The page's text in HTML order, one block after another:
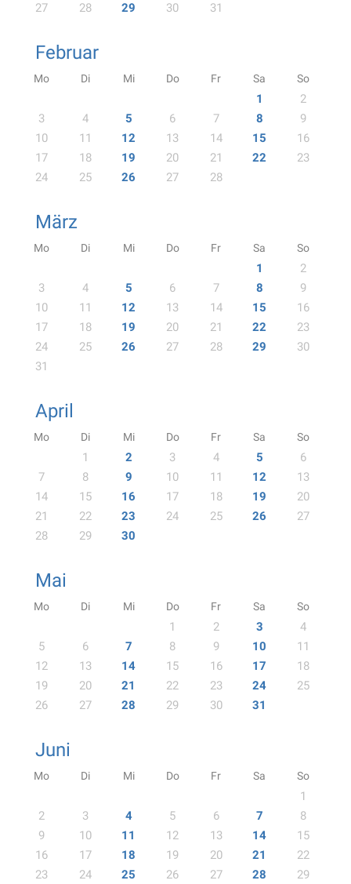
27
28 29 30 31
Februar
Mo Di Mi Do Fr Sa So
1
2
3
4 5 6 7 8
9
10
11 12 13 14 15
16
17
18 19 20 21 22
23
24
25 26 27 28
März
Mo Di Mi Do Fr Sa So
1
2
3
4 5 6 7 8
9
10
11 12 13 14 15
16
17
18 19 20 21 22
23
24
25 26 27 28 29
30
31
April
Mo Di Mi Do Fr Sa So
1 2 3 4 5
6
7
8 9 10 11 12
13
14
15 16 17 18 19
20
21
22 23 24 25 26
27
28
29 30
Mai
Mo Di Mi Do Fr Sa So
1 2 3
4
5
6 7 8 9 10
11
12
13 14 15 16 17
18
19
20 21 22 23 24
25
26
27 28 29 30 31
Juni
Mo Di Mi Do Fr Sa So
1
2
3 4 5 6 7
8
9
10 11 12 13 14
15
16
17 18 19 20 21
22
23
24 25 26 27 28
29